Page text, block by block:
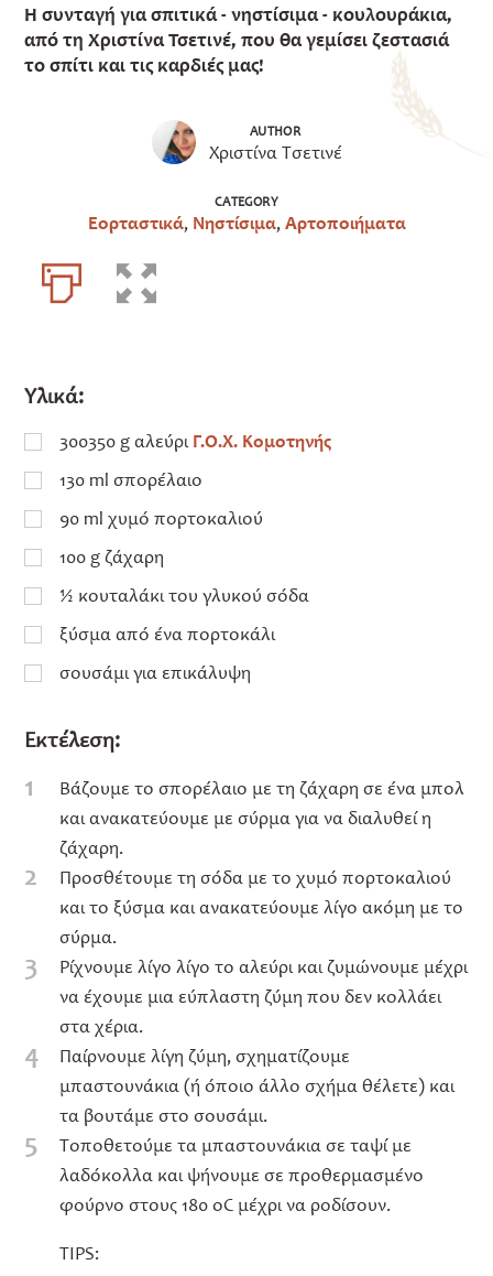
Η συνταγή για σπιτικά - νηστίσιμα - κουλουράκια,
από τη Χριστίνα Τσετινέ, που θα γεμίσει ζεστασιά
το σπίτι και τις καρδιές μας!
AUTHOR
Χριστίνα Τσετινέ
CATEGORY
Εορταστικά, Νηστίσιμα,Αρτοποιήματα
Υλικά:
300350 g αλεύριΓ.Ο.Χ. Κομοτηνής
130 ml σπορέλαιο
90 ml χυμό πορτοκαλιού
100 g ζάχαρη
½ κουταλάκι του γλυκού σόδα
ξύσμα από ένα πορτοκάλι
σουσάμι για επικάλυψη
Εκτέλεση:
1
Βάζουμε το σπορέλαιο με τη ζάχαρη σε ένα μπολ
και ανακατεύουμε με σύρμα για να διαλυθεί η
ζάχαρη.
2
Προσθέτουμε τη σόδα με το χυμό πορτοκαλιού
και το ξύσμα και ανακατεύουμε λίγο ακόμη με το
σύρμα.
3
Ρίχνουμε λίγο λίγο το αλεύρι και ζυμώνουμε μέχρι
να έχουμε μια εύπλαστη ζύμη που δεν κολλάει
στα χέρια.
4
Παίρνουμε λίγη ζύμη, σχηματίζουμε
μπαστουνάκια (ή όποιο άλλο σχήμα θέλετε) και
τα βουτάμε στο σουσάμι.
5
Τοποθετούμε τα μπαστουνάκια σε ταψί με
λαδόκολλα και ψήνουμε σε προθερμασμένο
φούρνο στους 180 oC μέχρι να ροδίσουν.
TIPS: